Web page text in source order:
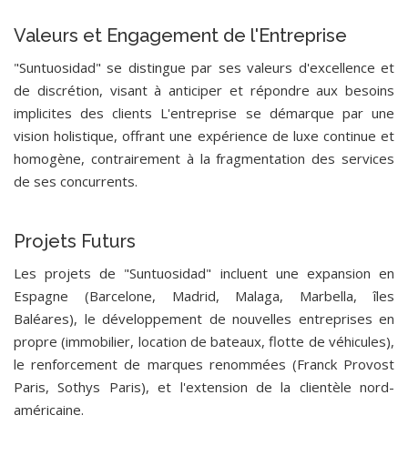
Valeurs et Engagement de l'Entreprise
"Suntuosidad" se distingue par ses valeurs d'excellence et
de discrétion, visant à anticiper et répondre aux besoins
implicites des clients L'entreprise se démarque par une
vision holistique, offrant une expérience de luxe continue et
homogène, contrairement à la fragmentation des services
de ses concurrents.
Projets Futurs
Les projets de "Suntuosidad" incluent une expansion en
Espagne (Barcelone, Madrid, Malaga, Marbella, îles
Baléares), le développement de nouvelles entreprises en
propre (immobilier, location de bateaux, flotte de véhicules),
le renforcement de marques renommées (Franck Provost
Paris, Sothys Paris), et l'extension de la clientèle nord-
américaine.